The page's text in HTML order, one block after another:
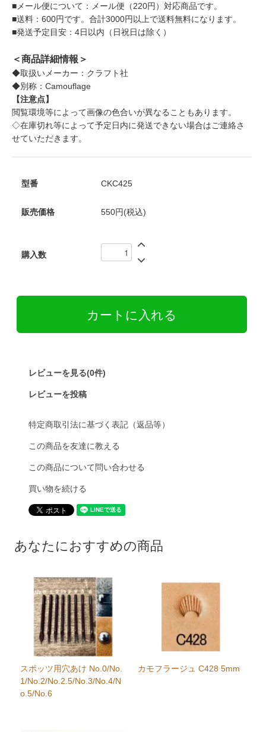
■メール便について：メール便（220円）対応商品です。
■送料：600円です。合計3000円以上で送料無料になります。
■発送予定目安：4日以内（日祝日は除く）
＜商品詳細情報＞
◆取扱いメーカー：クラフト社
◆別称：Camouflage
【注意点】
閲覧環境等によって画像の色合いが異なることもあります。
◇在庫切れ等によって予定日内に発送できない場合はご連絡さ
せていただきます。
型番 CKC425
販売価格 550円(税込)
購入数
レビューを見る(0件)
レビューを投稿
特定商取引法に基づく表記（返品等）
この商品を友達に教える
この商品について問い合わせる
買い物を続ける
あなたにおすすめの商品
スポッツ用穴あけ No.0/No.
1/No.2/No.2.5/No.3/No.4/N
o.5/No.6
カモフラージュ C428 5mm